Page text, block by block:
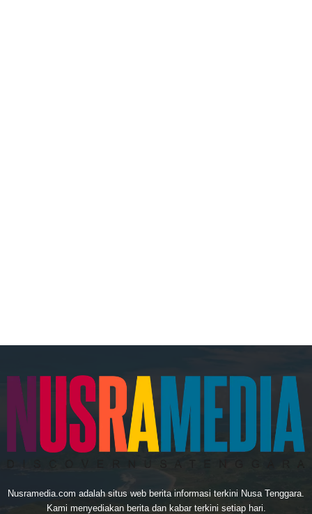
Nusramedia.com adalah situs web berita informasi terkini Nusa Tenggara.
Kami menyediakan berita dan kabar terkini setiap hari.